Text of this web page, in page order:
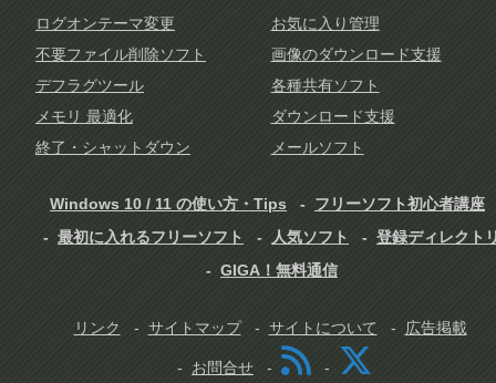
ログオンテーマ変更
不要ファイル削除ソフト
デフラグツール
メモリ 最適化
終了・シャットダウン
お気に入り管理
画像のダウンロード支援
各種共有ソフト
ダウンロード支援
メールソフト
Windows 10 / 11 の使い方・Tips
フリーソフト初心者講座
最初に入れるフリーソフト
人気ソフト
登録ディレクト
GIGA！無料通信
リンク サイトマップ サイトについて 広告掲載
お問合せ